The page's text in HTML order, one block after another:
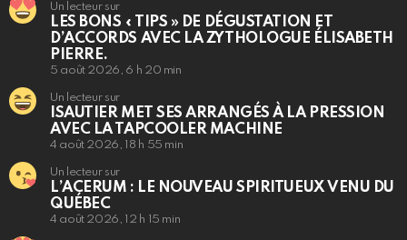
Un lecteur sur
LES BONS « TIPS » DE DÉGUSTATION ET
D’ACCORDS AVEC LA ZYTHOLOGUE ÉLISABETH
PIERRE.
5 août 2026, 6 h 20 min
Un lecteur sur
ISAUTIER MET SES ARRANGÉS À LA PRESSION
AVEC LA TAPCOOLER MACHINE
4 août 2026, 18 h 55 min
Un lecteur sur
L’ACERUM : LE NOUVEAU SPIRITUEUX VENU DU
QUÉBEC
4 août 2026, 12 h 15 min